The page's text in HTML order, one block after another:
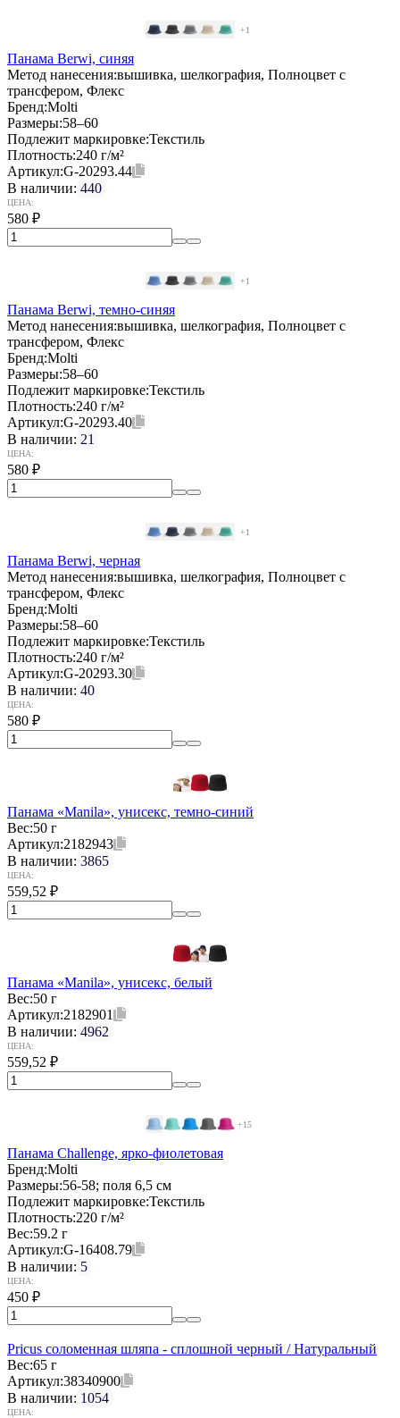
+1
Панама Berwi, синяя
Метод нанесения:вышивка, шелкография, Полноцвет с
трансфером, Флекс
Бренд:Molti
Размеры:58–60
Подлежит маркировке:Текстиль
Плотность:240 г/м²
Артикул:G-20293.44
В наличии: 440
ЦЕНА:
580 ₽
+1
Панама Berwi, темно-синяя
Метод нанесения:вышивка, шелкография, Полноцвет с
трансфером, Флекс
Бренд:Molti
Размеры:58–60
Подлежит маркировке:Текстиль
Плотность:240 г/м²
Артикул:G-20293.40
В наличии: 21
ЦЕНА:
580 ₽
+1
Панама Berwi, черная
Метод нанесения:вышивка, шелкография, Полноцвет с
трансфером, Флекс
Бренд:Molti
Размеры:58–60
Подлежит маркировке:Текстиль
Плотность:240 г/м²
Артикул:G-20293.30
В наличии: 40
ЦЕНА:
580 ₽
Панама «Manila», унисекс, темно-синий
Вес:50 г
Артикул:2182943
В наличии: 3865
ЦЕНА:
559,52 ₽
Панама «Manila», унисекс, белый
Вес:50 г
Артикул:2182901
В наличии: 4962
ЦЕНА:
559,52 ₽
+15
Панама Challenge, ярко-фиолетовая
Бренд:Molti
Размеры:56-58; поля 6,5 см
Подлежит маркировке:Текстиль
Плотность:220 г/м²
Вес:59.2 г
Артикул:G-16408.79
В наличии: 5
ЦЕНА:
450 ₽
Pricus соломенная шляпа - сплошной черный / Натуральный
Вес:65 г
Артикул:38340900
В наличии: 1054
ЦЕНА: